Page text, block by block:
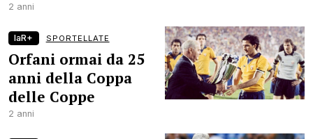
2 anni
laR+ SPORTELLATE
Orfani ormai da 25
anni della Coppa
delle Coppe
2 anni